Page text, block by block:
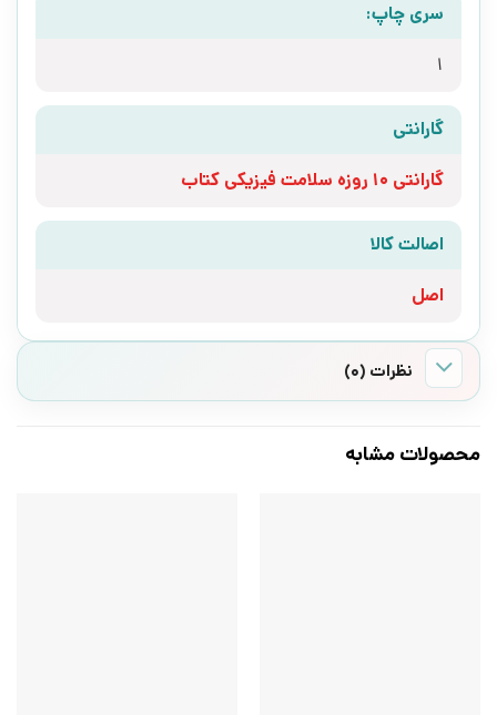
سری چاپ:
1
گارانتی
گارانتی 10 روزه سلامت فیزیکی کتاب
اصالت کالا
اصل
نظرات (0)
محصولات مشابه